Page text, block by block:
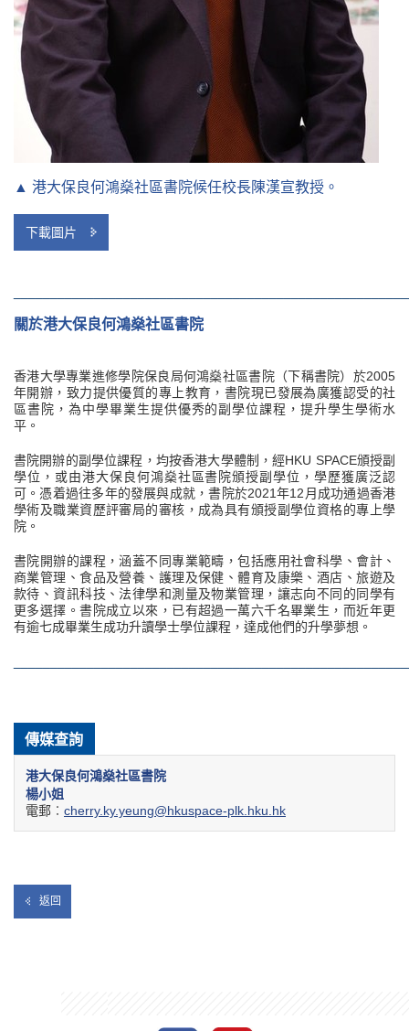
▲ 港大保良何鴻燊社區書院候任校長陳漢宣教授。
下載圖片
關於港大保良何鴻燊社區書院
香港大學專業進修學院保良局何鴻燊社區書院（下稱書院）於2005
年開辦，致力提供優質的專上教育，書院現已發展為廣獲認受的社
區書院，為中學畢業生提供優秀的副學位課程，提升學生學術水
平。
書院開辦的副學位課程，均按香港大學體制，經HKU SPACE頒授副
學位，或由港大保良何鴻燊社區書院頒授副學位，學歷獲廣泛認
可。憑着過往多年的發展與成就，書院於2021年12月成功通過香港
學術及職業資歷評審局的審核，成為具有頒授副學位資格的專上學
院。
書院開辦的課程，涵蓋不同專業範疇，包括應用社會科學、會計、
商業管理、食品及營養、護理及保健、體育及康樂、酒店、旅遊及
款待、資訊科技、法律學和測量及物業管理，讓志向不同的同學有
更多選擇。書院成立以來，已有超過一萬六千名畢業生，而近年更
有逾七成畢業生成功升讀學士學位課程，達成他們的升學夢想。
傳媒查詢
港大保良何鴻燊社區書院
楊小姐
電郵︰ cherry.ky.yeung@hkuspace-plk.hku.hk
返回